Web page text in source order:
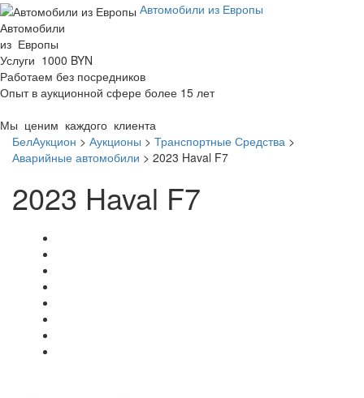
Автомобили из Европы
Автомобили
из Европы
Услуги 1000 BYN
Работаем без посредников
Опыт в аукционной сфере более 15 лет
Мы ценим каждого клиента
БелАукцион > Аукционы > Транспортные Средства >
Аварийные автомобили > 2023 Haval F7
2023 Haval F7